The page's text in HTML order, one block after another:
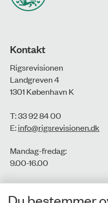
Kontakt
Rigsrevisionen
Landgreven 4
1301 København K
T: 33 92 84 00
E:info@rigsrevisionen.dk
Mandag-fredag:
9.00-16.00​
CVR-nr.: 77806113
EAN-nr.: 5798000016002